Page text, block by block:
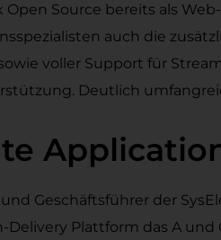
Open Source bereits als
auch die
voller Support für
Deutlich
Geschäftsführer der
Plattform das A